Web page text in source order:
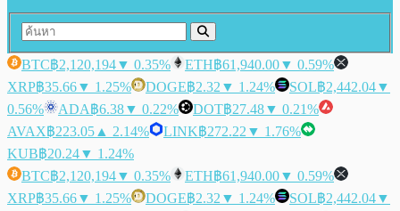
BTC฿2,120,194▼ 0.35% ETH฿61,940.00▼ 0.59%
XRP฿35.66▼ 1.25% DOGE฿2.32 ▼ 1.24% SOL฿2,442.04▼
0.56%
ADA฿6.38▼ 0.22% DOT฿27.48▼ 0.21%
AVAX฿223.05 ▲ 2.14% LINK฿272.22 ▼ 1.76%
KUB฿20.24▼ 1.24%
BTC฿2,120,194▼ 0.35% ETH฿61,940.00▼ 0.59%
XRP฿35.66▼ 1.25% DOGE฿2.32 ▼ 1.24% SOL฿2,442.04▼